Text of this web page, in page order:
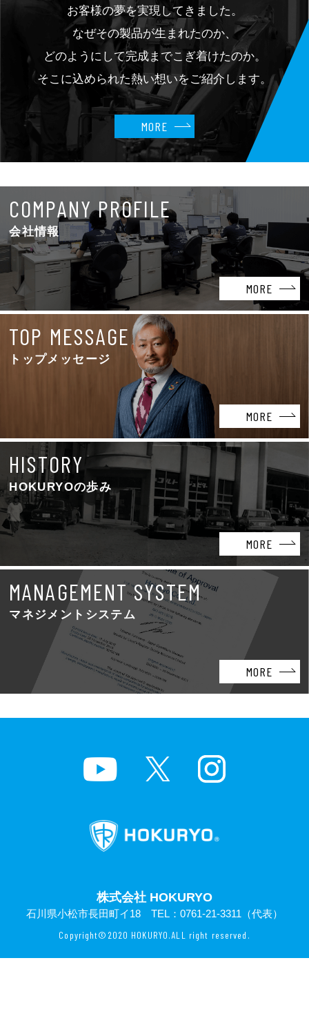
お客様の夢を実現してきました。
なぜその製品が生まれたのか、
どのようにして完成までこぎ着けたのか。
そこに込められた熱い想いをご紹介します。
MORE
COMPANY PROFILE
会社情報
MORE
TOP MESSAGE
トップメッセージ
MORE
HISTORY
HOKURYOの歩み
MORE
MANAGEMENT SYSTEM
マネジメントシステム
MORE
株式会社 HOKURYO
石川県小松市長田町イ18 TEL： 0761-21-3311 （代表）
Copyright©2020 HOKURYO.ALL right reserved.